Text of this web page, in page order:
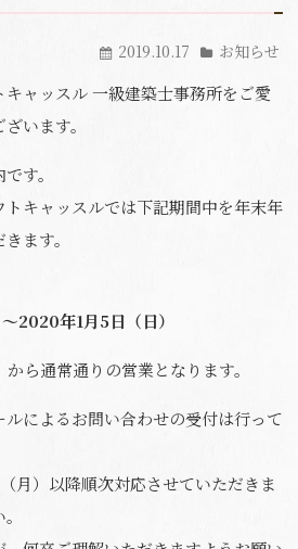
2019.10.17 お知らせ
ャッスル 一級建築士事務所をご愛
います。
す。
キャッスルでは下記期間中を年末年
ます。
2020年1月5日（日）
ら通常通りの営業となります。
によるお問い合わせの受付は行って
月）以降順次対応させていただきま
i
o